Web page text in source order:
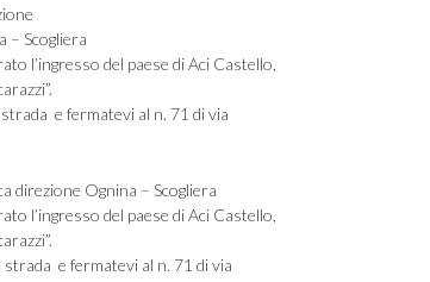
– Scogliera
l’ingresso del paese di Aci Castello,
e fermatevi al n. 71 di via
direzione Ognina – Scogliera
l’ingresso del paese di Aci Castello,
e fermatevi al n. 71 di via